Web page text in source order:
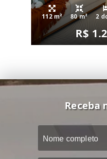
112 m² 80 m² 2
R$
Receba